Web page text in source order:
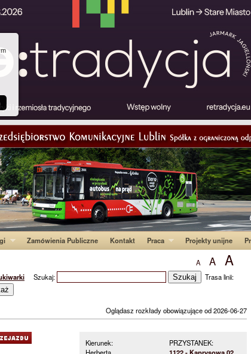
Zamówienia Publiczne Kontakt Praca Projekty unijne
A A A
Szukaj: Trasa linii:
Oglądasz rozkłady obowiązujące od 2026-06-27
PRZYSTANEK:
Kierunek: